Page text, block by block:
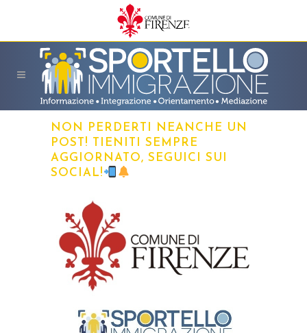
NON PERDERTI NEANCHE UN
POST! TIENITI SEMPRE
AGGIORNATO, SEGUICI SUI
SOCIAL!